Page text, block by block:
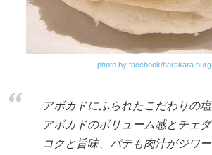
photo by facebook/
アボカドにふられたこだわりの塩
アボカドのボリューム感とチェ
コクと旨味、パテも肉汁がジワ